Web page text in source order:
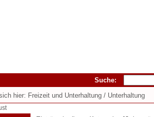
Suche:
hier: Freizeit und Unterhaltung / Unterhaltung